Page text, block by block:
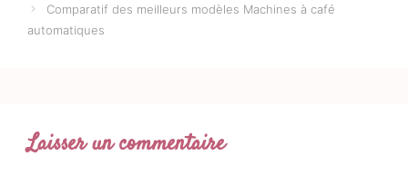
Comparatif des meilleurs modèles Machines à café
automatiques
Laisser un commentaire